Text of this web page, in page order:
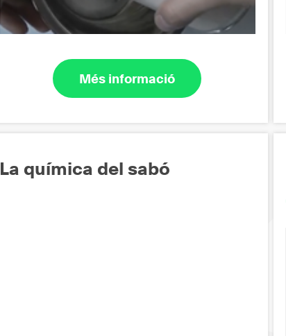
Més informació
La química del sabó